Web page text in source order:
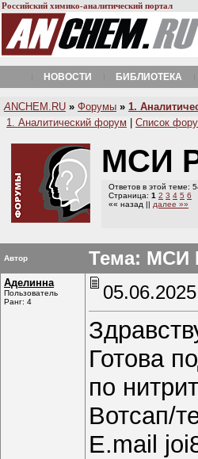
Российский химико-аналитический портал
НОВОСТИ БИБЛИОТЕКА
A NCHEM.RU » Форумы » 1.
1. Аналитический форум
Список
МСИ
Ответов в этой теме:
Страница: 1 2 3 4 5 6
«« назад || далее »»
Автор Тема: МСИ
Аделинна
Пользователь
Ранг: 4
Готова
по
Вотсап/
E.mail